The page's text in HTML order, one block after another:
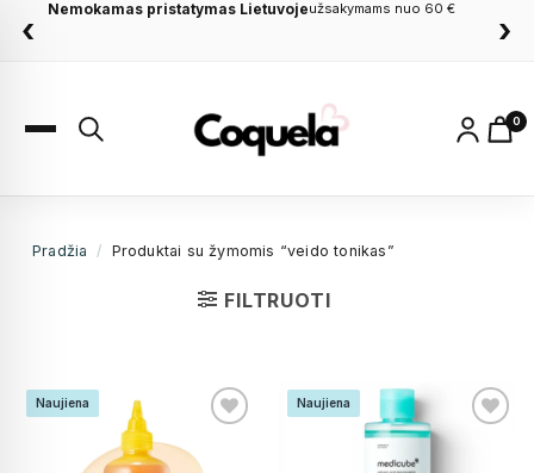
‹
Nemokamas pristatymas Lietuvojeužsakymams nuo 60 €
›
0
Pradžia / Produktai su žymomis “veido tonikas”
FILTRUOTI
Naujiena Naujiena